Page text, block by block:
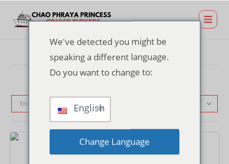
Tri par défaut
We've detected you might be
speaking a different language.
Do you want to change to:
English
Change Language